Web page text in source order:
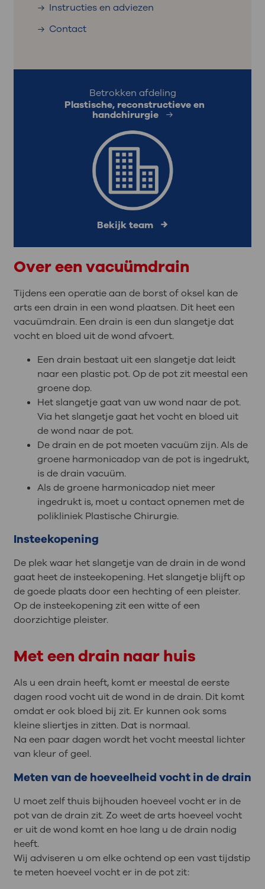
Instructies en adviezen
Contact
Betrokken afdeling
Plastische, reconstructieve en
handchirurgie
Bekijk team
Over een vacuümdrain
Tijdens een operatie aan de borst of oksel kan de
arts een drain in een wond plaatsen. Dit heet een
vacuümdrain. Een drain is een dun slangetje dat
vocht en bloed uit de wond afvoert.
Een drain bestaat uit een slangetje dat leidt
naar een plastic pot. Op de pot zit meestal een
groene dop.
Het slangetje gaat van uw wond naar de pot.
Via het slangetje gaat het vocht en bloed uit
de wond naar de pot.
De drain en de pot moeten vacuüm zijn. Als de
groene harmonicadop van de pot is ingedrukt,
is de drain vacuüm.
Als de groene harmonicadop niet meer
ingedrukt is, moet u contact opnemen met de
polikliniek Plastische Chirurgie.
Insteekopening
De plek waar het slangetje van de drain in de wond
gaat heet de insteekopening. Het slangetje blijft op
de goede plaats door een hechting of een pleister.
Op de insteekopening zit een witte of een
doorzichtige pleister.
Met een drain naar huis
Als u een drain heeft, komt er meestal de eerste
dagen rood vocht uit de wond in de drain. Dit komt
omdat er ook bloed bij zit. Er kunnen ook soms
kleine sliertjes in zitten. Dat is normaal.
Na een paar dagen wordt het vocht meestal lichter
van kleur of geel.
Meten van de hoeveelheid vocht in de drain
U moet zelf thuis bijhouden hoeveel vocht er in de
pot van de drain zit. Zo weet de arts hoeveel vocht
er uit de wond komt en hoe lang u de drain nodig
heeft.
Wij adviseren u om elke ochtend op een vast tijdstip
te meten hoeveel vocht er in de pot zit: